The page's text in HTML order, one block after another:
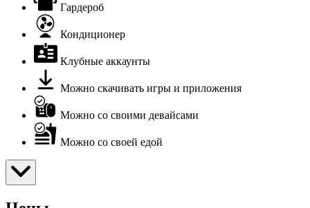
Гардероб
Кондиционер
Клубные аккаунты
Можно скачивать игры и приложения
Можно со своими девайсами
Можно со своей едой